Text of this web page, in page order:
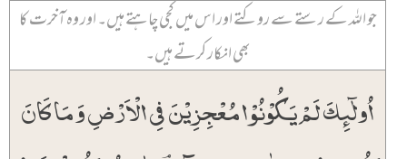
جو اللہ کے رستے سے روکتے اور اس میں کجی چاہتے ہیں۔ اور وہ آخرت کا
بھی انکار کرتے ہیں۔
اُولٰٓئِکَ لَمۡ یَکُوۡنُوۡا مُعۡجِزِیۡنَ فِی الۡاَرۡضِ وَ مَا کَانَ